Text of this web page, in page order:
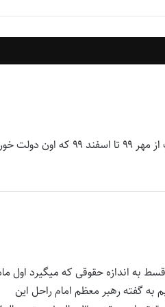
پست جدید انشالله‌برای بازنشستگان کشور مبارک و پر برکت باشد‌اول اقای اسکندری ۶ ماه طلب از مهر ۹۹ تا اسفند ۹۹
به اندازه حقوقی که میگیرد اول
به گفته رهبر معظم امام راحل این